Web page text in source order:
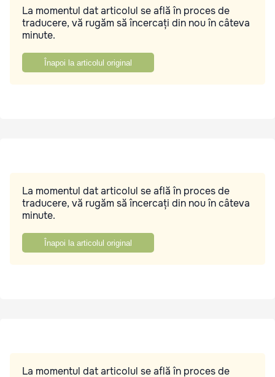
La momentul dat articolul se află în proces de
traducere, vă rugăm să încercați din nou în câteva
minute.
Înapoi la articolul original
La momentul dat articolul se află în proces de
traducere, vă rugăm să încercați din nou în câteva
minute.
Înapoi la articolul original
La momentul dat articolul se află în proces de